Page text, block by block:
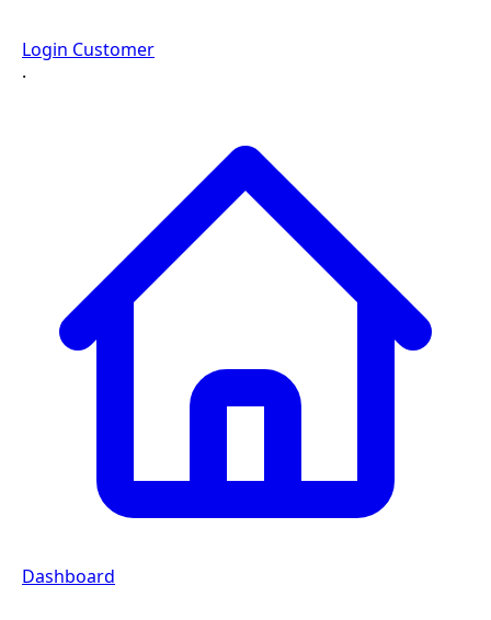
Login Customer
·
Dashboard